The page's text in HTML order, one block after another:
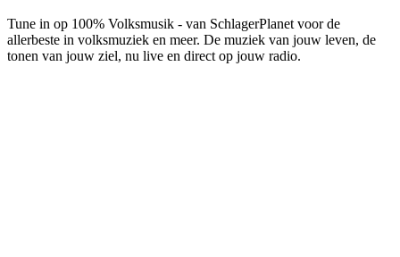
Tune in op 100% Volksmusik - van SchlagerPlanet voor de
allerbeste in volksmuziek en meer. De muziek van jouw leven, de
tonen van jouw ziel, nu live en direct op jouw radio.